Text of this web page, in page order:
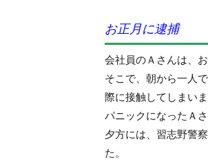
お正月に逮捕
会社員のＡさんは、
そこで、朝から一人
際に接触してしまいま
パニックになったＡ
夕方には、習志野警
た。